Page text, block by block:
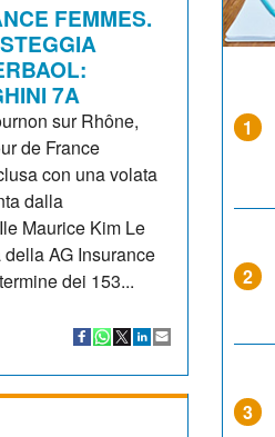
FEMMES.
7A
sur Rhône,
de France
con una volata
dalla
Maurice Kim Le
AG Insurance
dei 153...
1
2
3